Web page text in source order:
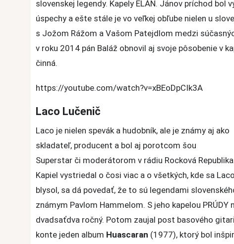
slovenskej legendy. Kapely ELÁN. Jánov príchod
úspechy a ešte stále je vo veľkej obľube nielen u
s Jožom Rážom a Vašom Patejdlom medzi
v roku 2014 pán Baláž obnovil aj svoje pôsobenie v
činná.
https://youtube.com/watch?v=xBEoDpCIk3A
Laco Lučenič
Laco je nielen spevák a hudobník, ale je známy aj ako
skladateľ, producent a bol aj porotcom šou
Superstar či moderátorom v rádiu Rocková
Kapiel vystriedal o čosi viac a o všetkých, kde sa Laco
blysol, sa dá povedať, že to sú legendami
známym Pavlom Hammelom. S jeho kapelou PRÚDY
dvadsaťdva ročný. Potom zaujal post basového
konte jeden album Huascaran (1977), ktorý bol